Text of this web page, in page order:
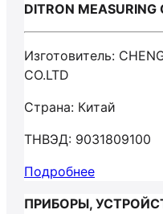
DITRON MEASURING
Изготовитель:
CO.LTD
Страна: Китай
ТНВЭД: 9031809100
Подробнее
ПРИБОРЫ,